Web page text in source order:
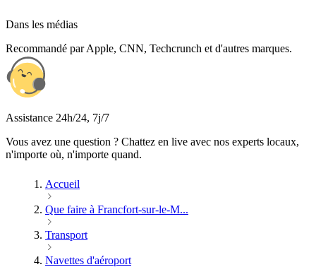
Dans les médias
Recommandé par Apple, CNN, Techcrunch et d'autres marques.
Assistance 24h/24, 7j/7
Vous avez une question ? Chattez en live avec nos experts locaux,
n'importe où, n'importe quand.
Accueil
Que faire à Francfort-sur-le-M...
Transport
Navettes d'aéroport